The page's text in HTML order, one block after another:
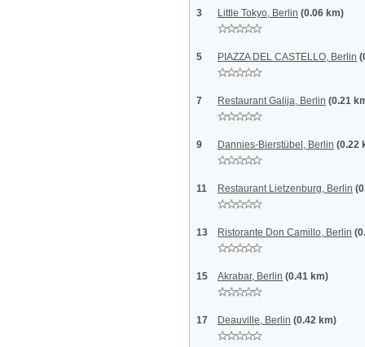
3 Little Tokyo, Berlin (0.06 km)
5 PIAZZA DEL CASTELLO, Berlin
7 Restaurant Galija, Berlin (0.21
9 Dannies-Bierstübel, Berlin (0.22
11 Restaurant Lietzenburg, Berlin
13 Ristorante Don Camillo, Berlin
15 Akrabar, Berlin (0.41 km)
17 Deauville, Berlin (0.42 km)